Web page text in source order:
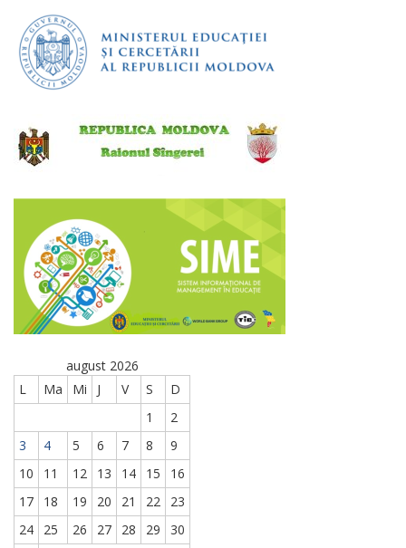
august 2026
L
Ma Mi J V S
D
1
2
3
4 5 6 7 8
9
10
11 12 13 14 15
16
17
18 19 20 21 22
23
24
25 26 27 28 29
30